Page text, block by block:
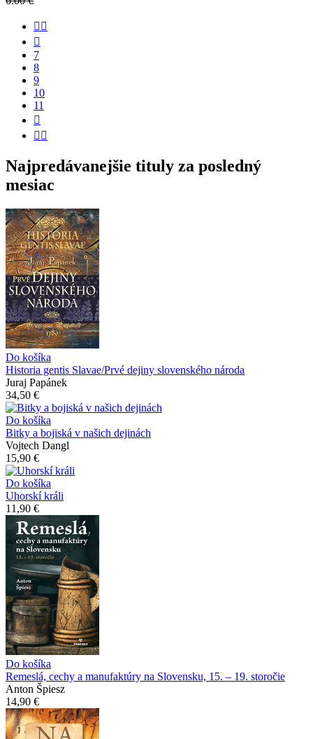


7
8
9
10
11


Najpredávanejšie tituly za posledný
mesiac
Do košíka
Historia gentis Slavae/Prvé dejiny slovenského národa
Juraj Papánek
34,50 €
Do košíka
Bitky a bojiská v našich dejinách
Vojtech Dangl
15,90 €
Do košíka
Uhorskí králi
11,90 €
Do košíka
Remeslá, cechy a manufaktúry na Slovensku, 15. – 19. storočie
Anton Špiesz
14,90 €